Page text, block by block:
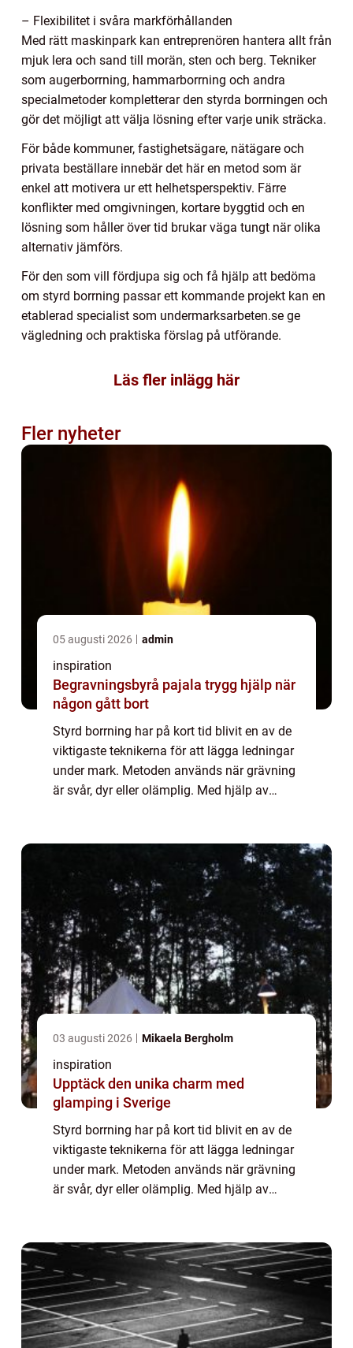
– Flexibilitet i svåra markförhållanden
Med rätt maskinpark kan entreprenören hantera allt från
mjuk lera och sand till morän, sten och berg. Tekniker
som augerborrning, hammarborrning och andra
specialmetoder kompletterar den styrda borrningen och
gör det möjligt att välja lösning efter varje unik sträcka.
För både kommuner, fastighetsägare, nätägare och
privata beställare innebär det här en metod som är
enkel att motivera ur ett helhetsperspektiv. Färre
konflikter med omgivningen, kortare byggtid och en
lösning som håller över tid brukar väga tungt när olika
alternativ jämförs.
För den som vill fördjupa sig och få hjälp att bedöma
om styrd borrning passar ett kommande projekt kan en
etablerad specialist som undermarksarbeten.se ge
vägledning och praktiska förslag på utförande.
Läs fler inlägg här
Fler nyheter
05 augusti 2026 admin
inspiration
Begravningsbyrå pajala trygg hjälp när
någon gått bort
Styrd borrning har på kort tid blivit en av de
viktigaste teknikerna för att lägga ledningar
under mark. Metoden används när grävning
är svår, dyr eller olämplig. Med hjälp av
03 augusti 2026 Mikaela Bergholm
inspiration
Upptäck den unika charm med
glamping i Sverige
Styrd borrning har på kort tid blivit en av de
viktigaste teknikerna för att lägga ledningar
under mark. Metoden används när grävning
är svår, dyr eller olämplig. Med hjälp av